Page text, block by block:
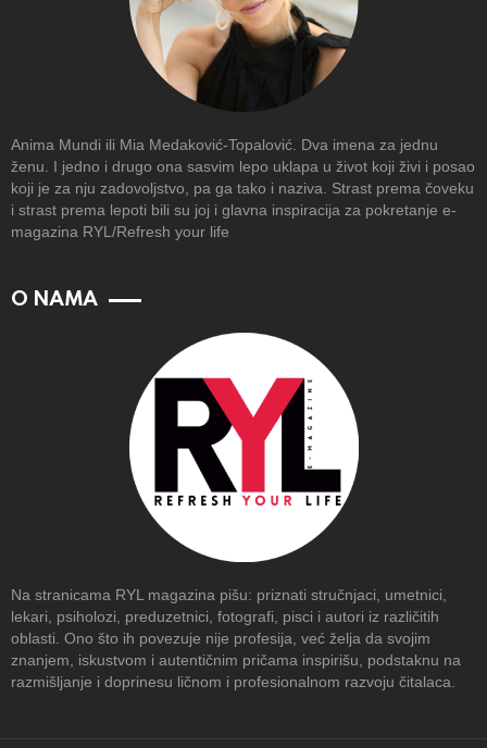
Anima Mundi ili Mia Medaković-Topalović. Dva imena za jednu
ženu. I jedno i drugo ona sasvim lepo uklapa u život koji živi i posao
koji je za nju zadovoljstvo, pa ga tako i naziva. Strast prema čoveku
i strast prema lepoti bili su joj i glavna inspiracija za pokretanje e-
magazina RYL/Refresh your life
O NAMA
Na stranicama RYL magazina pišu: priznati stručnjaci, umetnici,
lekari, psiholozi, preduzetnici, fotografi, pisci i autori iz različitih
oblasti. Ono što ih povezuje nije profesija, već želja da svojim
znanjem, iskustvom i autentičnim pričama inspirišu, podstaknu na
razmišljanje i doprinesu ličnom i profesionalnom razvoju čitalaca.